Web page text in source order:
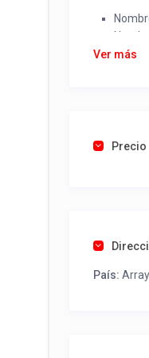
Nombre
Rut
Una vez
Ver más
Precio
País: Array